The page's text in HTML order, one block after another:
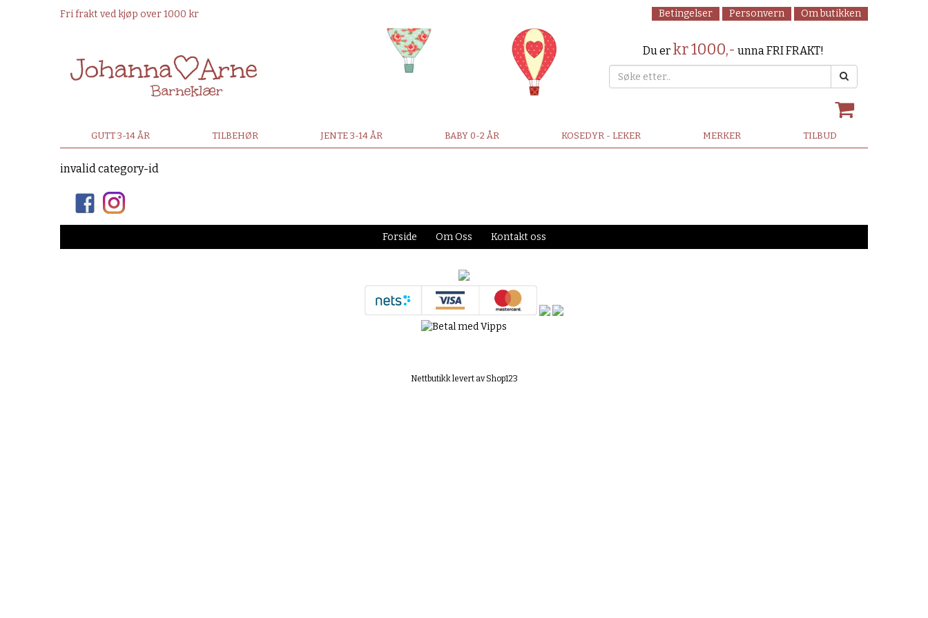
Fri frakt ved kjøp over 1000 kr Betingelser Personvern Om butikken
Du er kr 1000,- unna FRI FRAKT!
GUTT 3-14 ÅR TILBEHØR JENTE 3-14 ÅR BABY 0-2 ÅR KOSEDYR - LEKER MERKER TILBUD
invalid category-id
Forside Om Oss Kontakt oss
Nettbutikk levert av Shop123